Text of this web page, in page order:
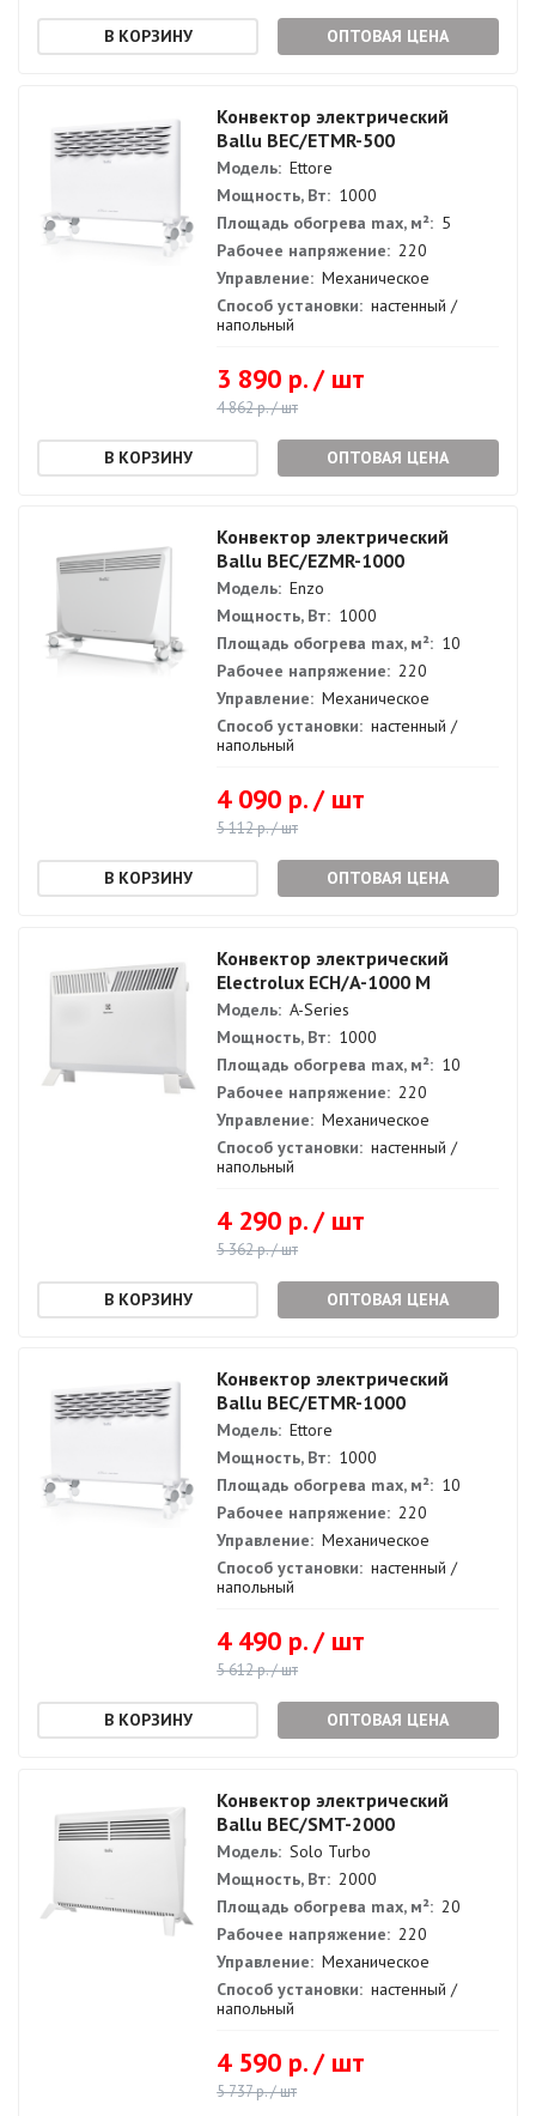
ОПТОВАЯ ЦЕНА
Конвектор электрический
Ballu BEC/ETMR-500
Модель: Ettore
Мощность, Вт: 1000
Площадь обогрева max, м²: 5
Рабочее напряжение: 220
Управление: Механическое
Способ установки: настенный /
напольный
3 890 р. / шт
4 862 р. / шт
ОПТОВАЯ ЦЕНА
Конвектор электрический
Ballu BEC/EZMR-1000
Модель: Enzo
Мощность, Вт: 1000
Площадь обогрева max, м²: 10
Рабочее напряжение: 220
Управление: Механическое
Способ установки: настенный /
напольный
4 090 р. / шт
5 112 р. / шт
ОПТОВАЯ ЦЕНА
Конвектор электрический
Electrolux ECH/A-1000 M
Модель: A-Series
Мощность, Вт: 1000
Площадь обогрева max, м²: 10
Рабочее напряжение: 220
Управление: Механическое
Способ установки: настенный /
напольный
4 290 р. / шт
5 362 р. / шт
ОПТОВАЯ ЦЕНА
Конвектор электрический
Ballu BEC/ETMR-1000
Модель: Ettore
Мощность, Вт: 1000
Площадь обогрева max, м²: 10
Рабочее напряжение: 220
Управление: Механическое
Способ установки: настенный /
напольный
4 490 р. / шт
5 612 р. / шт
ОПТОВАЯ ЦЕНА
Конвектор электрический
Ballu BEC/SMT-2000
Модель: Solo Turbo
Мощность, Вт: 2000
Площадь обогрева max, м²: 20
Рабочее напряжение: 220
Управление: Механическое
Способ установки: настенный /
напольный
4 590 р. / шт
5 737 р. / шт